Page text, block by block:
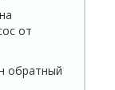
от
обратный